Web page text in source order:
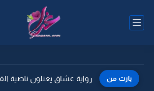
بارت من رواية عشاق يعتلون ناصية